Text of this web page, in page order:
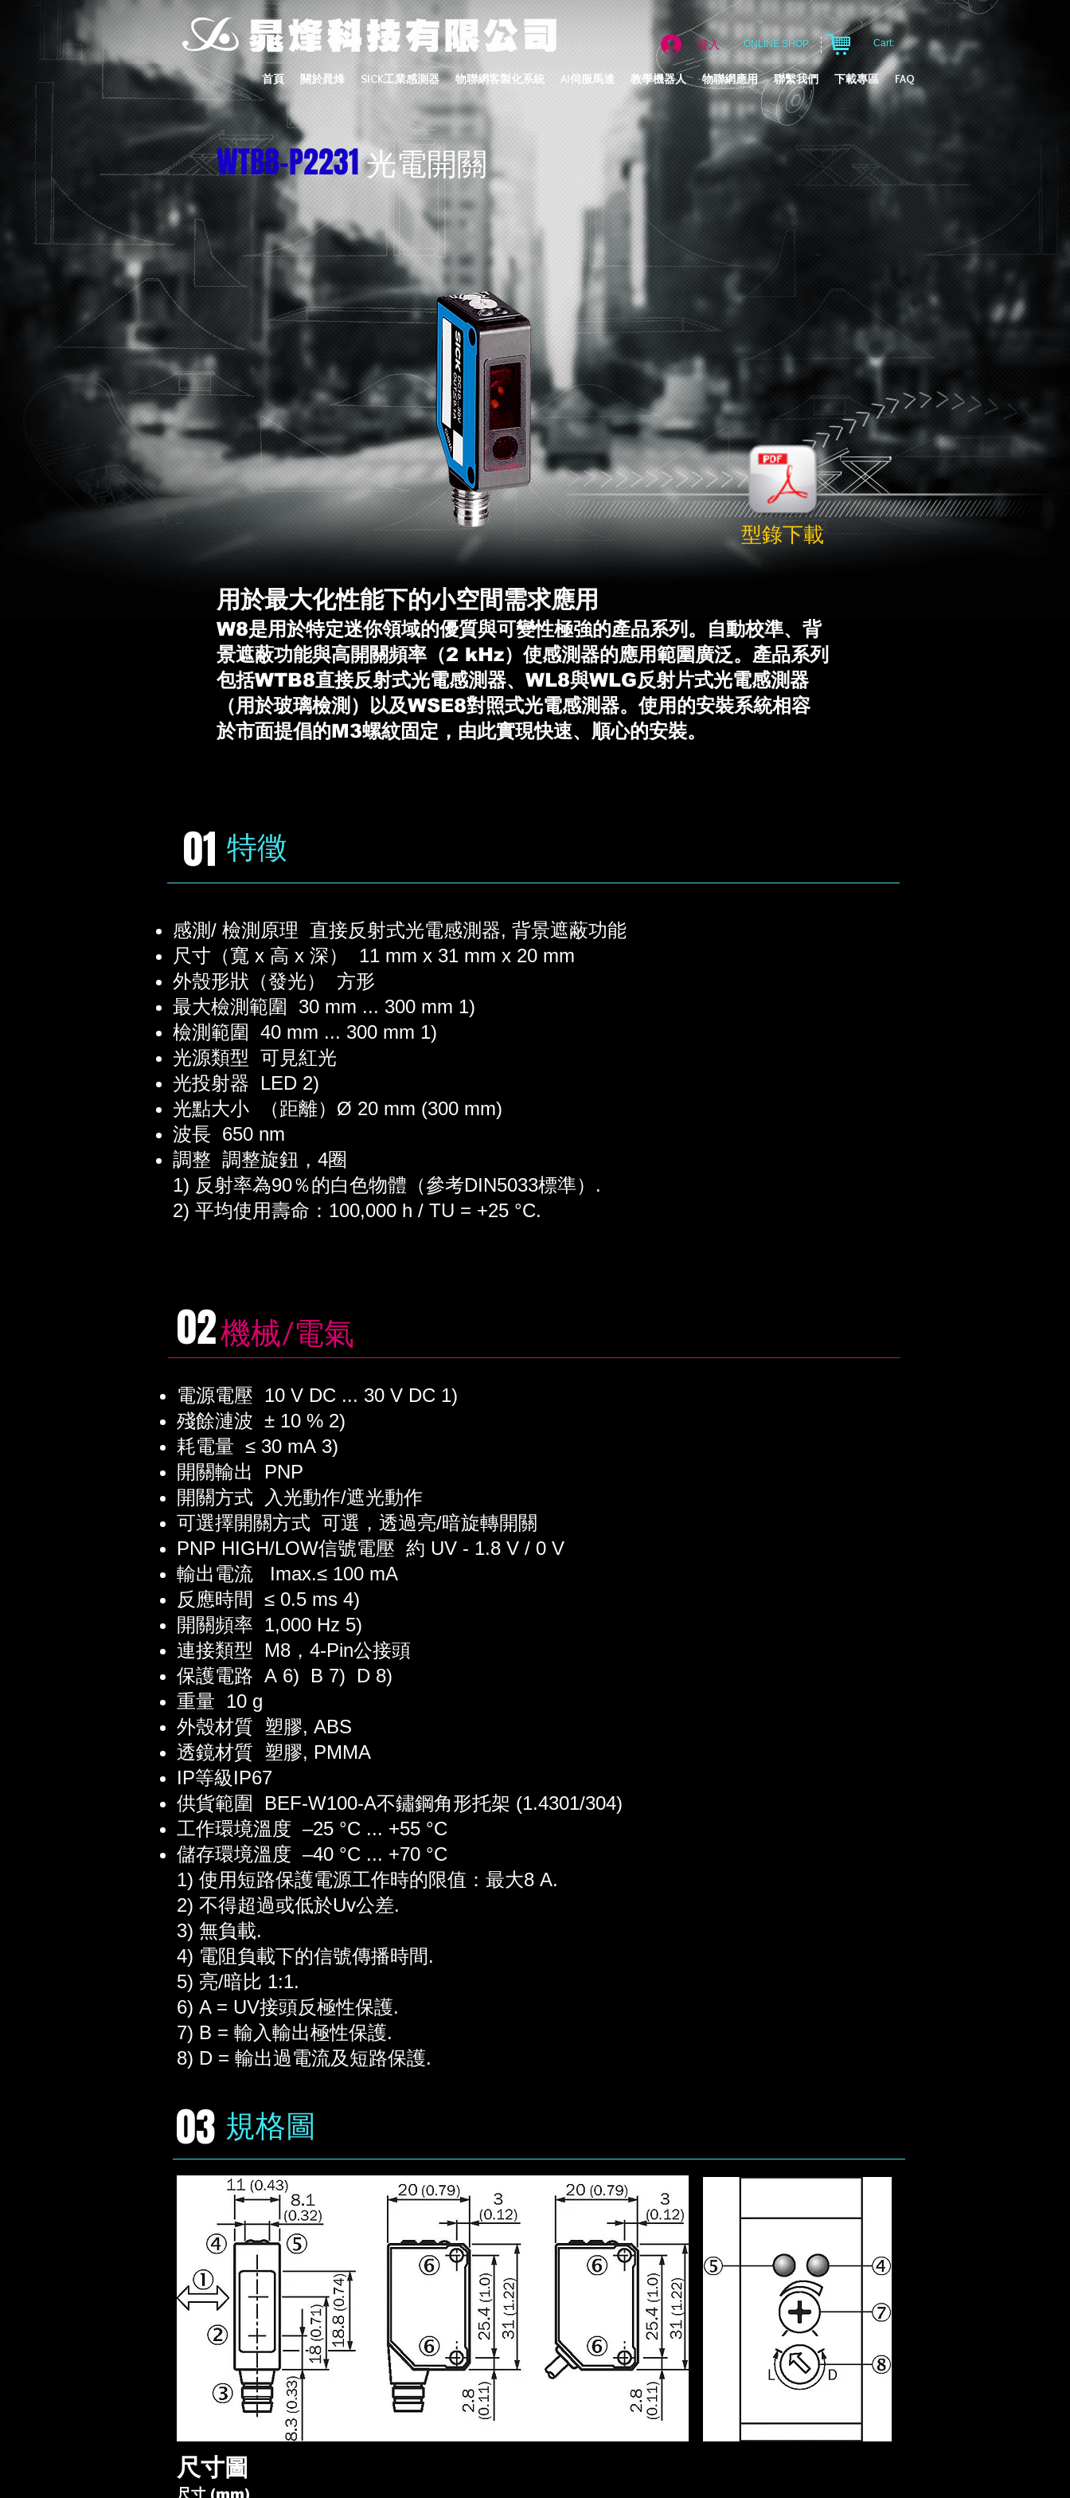
登入 ONLINE SHOP Cart:
首頁 關於晁烽 SICK工業感測器 物聯網客製化系統 AI伺服馬達 教學機器人 物聯網應用 聯繫我們 下載專區 FAQ
WTB8-P2231光電開關
型錄下載
用於最大化性能下的小空間需求應用
W8是用於特定迷你領域的優質與可變性極強的產品系列。自動校準、背
景遮蔽功能與高開關頻率（2 kHz）使感測器的應用範圍廣泛。產品系列
包括WTB8直接反射式光電感測器、WL8與WLG反射片式光電感測器
（用於玻璃檢測）以及WSE8對照式光電感測器。使用的安裝系統相容
於市面提倡的M3螺紋固定，由此實現快速、順心的安裝。
01 特徵
感測/ 檢測原理 直接反射式光電感測器, 背景遮蔽功能
尺寸（寬 x 高 x 深） 11 mm x 31 mm x 20 mm
外殼形狀（發光） 方形
最大檢測範圍 30 mm ... 300 mm 1)
檢測範圍 40 mm ... 300 mm 1)
光源類型 可見紅光
光投射器 LED 2)
光點大小 （距離）Ø 20 mm (300 mm)
波長 650 nm
調整 調整旋鈕，4圈
1) 反射率為90％的白色物體（參考DIN5033標準）.
2) 平均使用壽命：100,000 h / TU = +25 °C.
機械/電氣
02
電源電壓 10 V DC ... 30 V DC 1)
殘餘漣波 ± 10 % 2)
耗電量 ≤ 30 mA 3)
開關輸出 PNP
開關方式 入光動作/遮光動作
可選擇開關方式 可選，透過亮/暗旋轉開關
PNP HIGH/LOW信號電壓 約 UV - 1.8 V / 0 V
輸出電流 Imax.≤ 100 mA
反應時間 ≤ 0.5 ms 4)
開關頻率 1,000 Hz 5)
連接類型 M8，4-Pin公接頭
保護電路 A 6) B 7)
D 8)
重量 10 g
外殼材質 塑膠, ABS
透鏡材質 塑膠, PMMA
IP等級IP67
供貨範圍 BEF-W100-A不鏽鋼角形托架 (1.4301/304)
工作環境溫度 –25 °C ... +55 °C
儲存環境溫度 –40 °C ... +70 °C
1) 使用短路保護電源工作時的限值：最大8 A.
2) 不得超過或低於Uv公差.
3) 無負載.
4) 電阻負載下的信號傳播時間.
5) 亮/暗比 1:1.
6) A = UV接頭反極性保護.
7) B = 輸入輸出極性保護.
8) D = 輸出過電流及短路保護.
03 規格圖
尺寸圖
尺寸 (mm)